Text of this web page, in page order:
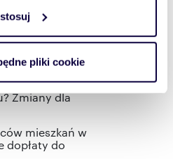
do spersonalizowania treści
społecznościowe i
udostępniamy partnerom
te informacje z innymi danymi
pliki cookie
artykuły
Zmienia
Zmiany dla
mieszkań w
dopłaty do